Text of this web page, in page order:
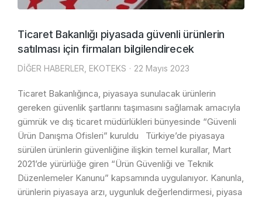
Ticaret Bakanlığı piyasada güvenli ürünlerin
satılması için firmaları bilgilendirecek
DİĞER HABERLER EKOTEKS 22 Mayıs 2023
Ticaret Bakanlığınca, piyasaya sunulacak ürünlerin
gereken güvenlik şartlarını taşımasını sağlamak amacıyla
gümrük ve dış ticaret müdürlükleri bünyesinde “Güvenli
Ürün Danışma Ofisleri” kuruldu Türkiye’de piyasaya
sürülen ürünlerin güvenliğine ilişkin temel kurallar, Mart
2021’de yürürlüğe giren “Ürün Güvenliği ve Teknik
Düzenlemeler Kanunu” kapsamında uygulanıyor. Kanunla,
ürünlerin piyasaya arzı, uygunluk değerlendirmesi, piyasa